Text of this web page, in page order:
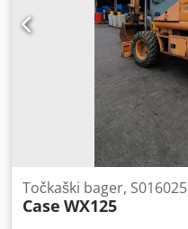
Točkaški bager, S016025
Case WX125